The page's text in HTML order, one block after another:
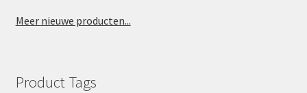
Meer nieuwe producten...
Product Tags